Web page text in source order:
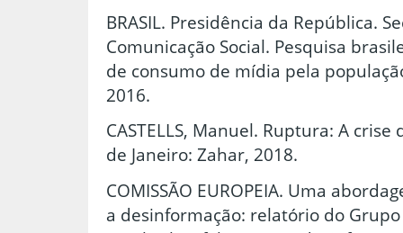
BRASIL. Presidência da República.
Comunicação Social. Pesquisa
de consumo de mídia pela
2016.
CASTELLS, Manuel. Ruptura: A
de Janeiro: Zahar, 2018.
COMISSÃO EUROPEIA. Uma
a desinformação: relatório do